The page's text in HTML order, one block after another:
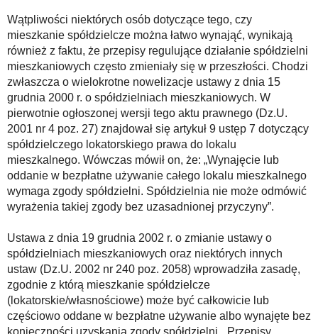
Wątpliwości niektórych osób dotyczące tego, czy
mieszkanie spółdzielcze można łatwo wynająć, wynikają
również z faktu, że przepisy regulujące działanie spółdzielni
mieszkaniowych często zmieniały się w przeszłości. Chodzi
zwłaszcza o wielokrotne nowelizacje ustawy z dnia 15
grudnia 2000 r. o spółdzielniach mieszkaniowych. W
pierwotnie ogłoszonej wersji tego aktu prawnego (Dz.U.
2001 nr 4 poz. 27) znajdował się artykuł 9 ustęp 7 dotyczący
spółdzielczego lokatorskiego prawa do lokalu
mieszkalnego. Wówczas mówił on, że: „Wynajęcie lub
oddanie w bezpłatne używanie całego lokalu mieszkalnego
wymaga zgody spółdzielni. Spółdzielnia nie może odmówić
wyrażenia takiej zgody bez uzasadnionej przyczyny”.
Ustawa z dnia 19 grudnia 2002 r. o zmianie ustawy o
spółdzielniach mieszkaniowych oraz niektórych innych
ustaw (Dz.U. 2002 nr 240 poz. 2058) wprowadziła zasadę,
zgodnie z którą mieszkanie spółdzielcze
(lokatorskie/własnościowe) może być całkowicie lub
częściowo oddane w bezpłatne używanie albo wynajęte bez
konieczności uzyskania zgody spółdzielni. „Przepisy